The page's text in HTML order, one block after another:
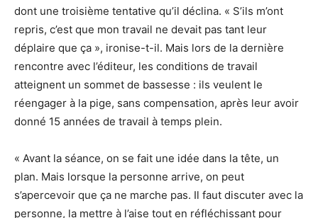
dont une troisième tentative qu’il déclina. « S’ils m’ont
repris, c’est que mon travail ne devait pas tant leur
déplaire que ça », ironise-t-il. Mais lors de la dernière
rencontre avec l’éditeur, les conditions de travail
atteignent un sommet de bassesse : ils veulent le
réengager à la pige, sans compensation, après leur avoir
donné 15 années de travail à temps plein.
« Avant la séance, on se fait une idée dans la tête, un
plan. Mais lorsque la personne arrive, on peut
s’apercevoir que ça ne marche pas. Il faut discuter avec la
personne, la mettre à l’aise tout en réfléchissant pour